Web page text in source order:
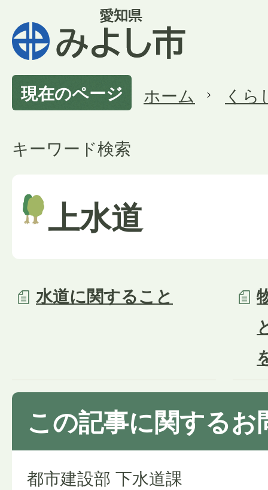
現在のページ ホーム くら
キーワード検索
上水道
水道に関すること
この記事に関するお
都市建設部 下水道課